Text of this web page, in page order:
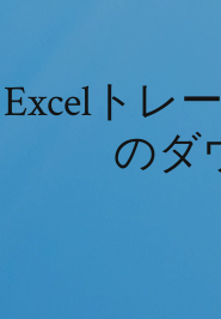
Excelトレ
のダ